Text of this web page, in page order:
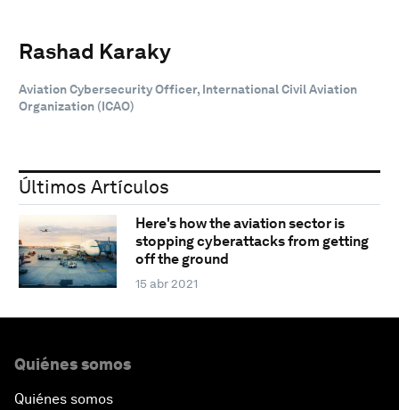
Rashad Karaky
Aviation Cybersecurity Officer, International Civil Aviation
Organization (ICAO)
Últimos Artículos
Here's how the aviation sector is
stopping cyberattacks from getting
off the ground
15 abr 2021
Quiénes somos
Quiénes somos